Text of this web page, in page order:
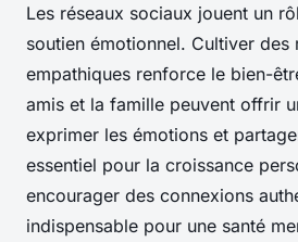
Les réseaux sociaux jouent un
soutien émotionnel. Cultiver des
empathiques renforce le bien-
amis et la famille peuvent offrir
exprimer les émotions et
essentiel pour la croissance
encourager des connexions
indispensable pour une santé